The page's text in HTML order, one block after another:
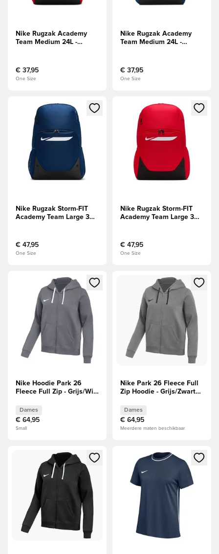
Nike Rugzak Academy
Team Medium 24L -
€ 37,95
One Size
Nike Rugzak Academy
Team Medium 24L -
€ 37,95
One Size
Opent een venster om in te loggen of je aan te melden als
Nike Rugzak Storm-FIT
Academy Team Large 30L
€ 47,95
One Size
Opent een venster om in te
Nike Rugzak Storm-FIT
Academy Team Large 30L
€ 47,95
One Size
Opent een venster om in te loggen of je aan te melden als
Nike Hoodie Park 26
Fleece Full Zip - Grijs/Wit
Dames
€ 64,95
Small
Opent een venster om in te
Nike Park 26 Fleece Full
Zip Hoodie - Grijs/Zwart
Dames
€ 64,95
Meerdere maten beschikbaar
Opent een venster om in te loggen of je aan te melden als
Opent een venster om in te